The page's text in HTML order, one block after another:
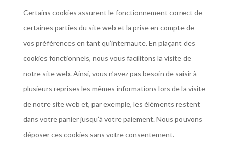
Certains cookies assurent le fonctionnement correct de
certaines parties du site web et la prise en compte de
vos préférences en tant qu’internaute. En plaçant des
cookies fonctionnels, nous vous facilitons la visite de
notre site web. Ainsi, vous n’avez pas besoin de saisir à
plusieurs reprises les mêmes informations lors de la visite
de notre site web et, par exemple, les éléments restent
dans votre panier jusqu’à votre paiement. Nous pouvons
déposer ces cookies sans votre consentement.